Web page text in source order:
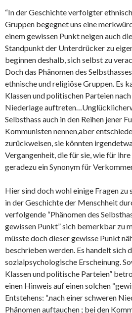
“In der Geschichte verfolgter
Gruppen begegnet uns eine
einem gewissen Punkt neigen auch
Standpunkt der Unterdrücker zu
beginnen deshalb, sich selbst zu
Doch das Phänomen des
ethnische und religiöse Gruppen. Es
Klassen und politischen Parteien
Niederlage
Selbsthass auch in den Reihen jener
Kommunisten nennen,aber
zurückweisen, sie könnten
Vergangenheit, die für sie, wie für
geradezu ein Synonym für
Hier sind doch wohl einige Fragen zu
in der Geschichte der Menschheit
verfolgende “Phänomen des
gewissen Punkt” sich bemerkbar zu
müsste doch dieser gewisse Punkt
beschrieben werden. Es handelt sich
sozialpsychologische Erscheinung.
Klassen und politische Parteien”
einen Hinweis auf einen solchen
Entstehens: “.nach einer schweren
Phänomen auftauchen ; bei den